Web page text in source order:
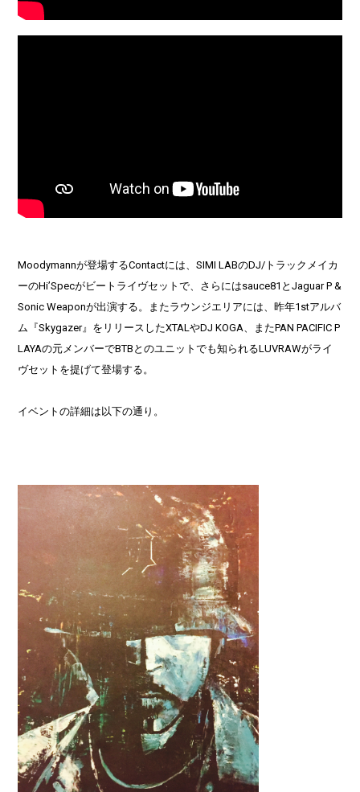
Moodymannが登場するContactには、SIMI LABのDJ/トラックメイカ
ーのHi’Specがビートライヴセットで、さらにはsauce81とJaguar P &
Sonic Weaponが出演する。またラウンジエリアには、昨年1stアルバ
ム『Skygazer』をリリースしたXTALやDJ KOGA、またPAN PACIFIC P
LAYAの元メンバーでBTBとのユニットでも知られるLUVRAWがライ
ヴセットを提げて登場する。
イベントの詳細は以下の通り。